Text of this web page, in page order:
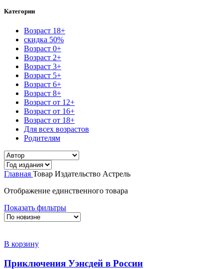
Категории
Возраст 18+
скидка 50%
Возраст 0+
Возраст 2+
Возраст 3+
Возраст 5+
Возраст 6+
Возраст 8+
Возраст от 12+
Возраст от 16+
Возраст от 18+
Для всех возрастов
Родителям
Главная Товар Издательство Астрель
Отображение единственного товара
Показать фильтры
В корзину
Приключения Уэнсдей в России